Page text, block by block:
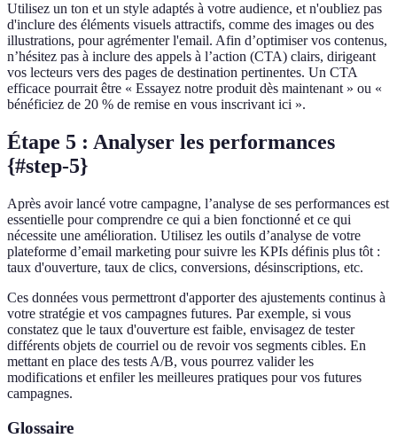
Utilisez un ton et un style adaptés à votre audience, et n'oubliez pas
d'inclure des éléments visuels attractifs, comme des images ou des
illustrations, pour agrémenter l'email. Afin d’optimiser vos contenus,
n’hésitez pas à inclure des appels à l’action (CTA) clairs, dirigeant
vos lecteurs vers des pages de destination pertinentes. Un CTA
efficace pourrait être « Essayez notre produit dès maintenant » ou «
bénéficiez de 20 % de remise en vous inscrivant ici ».
Étape 5 : Analyser les performances
{#step-5}
Après avoir lancé votre campagne, l’analyse de ses performances est
essentielle pour comprendre ce qui a bien fonctionné et ce qui
nécessite une amélioration. Utilisez les outils d’analyse de votre
plateforme d’email marketing pour suivre les KPIs définis plus tôt :
taux d'ouverture, taux de clics, conversions, désinscriptions, etc.
Ces données vous permettront d'apporter des ajustements continus à
votre stratégie et vos campagnes futures. Par exemple, si vous
constatez que le taux d'ouverture est faible, envisagez de tester
différents objets de courriel ou de revoir vos segments cibles. En
mettant en place des tests A/B, vous pourrez valider les
modifications et enfiler les meilleures pratiques pour vos futures
campagnes.
Glossaire